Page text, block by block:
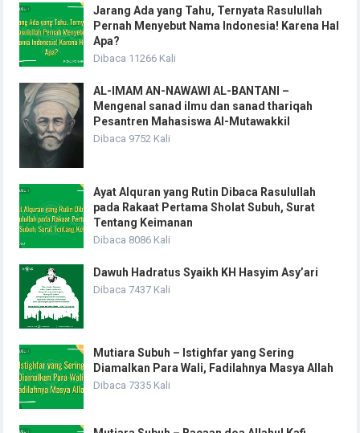
Jarang Ada yang Tahu, Ternyata Rasulullah
Pernah Menyebut Nama Indonesia! Karena Hal
Apa?
Dibaca 11266 Kali
AL-IMAM AN-NAWAWI AL-BANTANI –
Mengenal sanad ilmu dan sanad thariqah
Pesantren Mahasiswa Al-Mutawakkil
Dibaca 9752 Kali
Ayat Alquran yang Rutin Dibaca Rasulullah
pada Rakaat Pertama Sholat Subuh, Surat
Tentang Keimanan
Dibaca 8086 Kali
Dawuh Hadratus Syaikh KH Hasyim Asy’ari
Dibaca 7437 Kali
Mutiara Subuh – Istighfar yang Sering
Diamalkan Para Wali, Fadilahnya Masya Allah
Dibaca 7335 Kali